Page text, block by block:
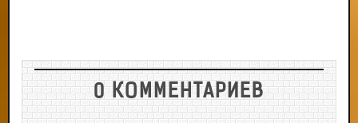
0 КОММЕНТАРИЕВ